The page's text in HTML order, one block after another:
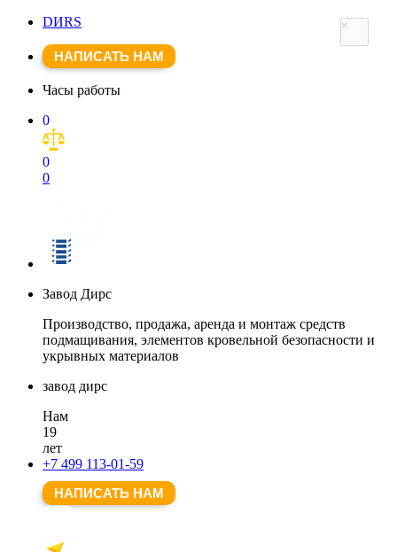
DИRS
НАПИСАТЬ НАМ
Часы работы
0
0
0
Завод Дирс
Производство, продажа, аренда и монтаж средств
подмащивания, элементов кровельной безопасности и
укрывных материалов
завод дирс
Нам
19
лет
+7 499 113-01-59
НАПИСАТЬ НАМ
×